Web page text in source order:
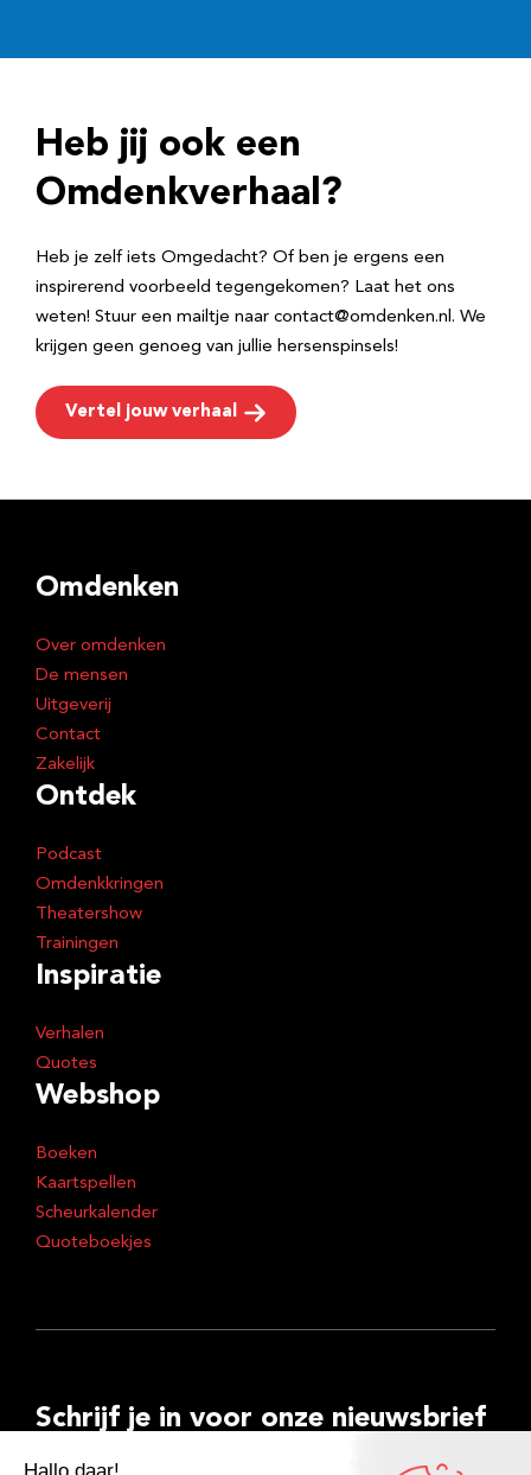
r
e
Heb jij ook een
Omdenkverhaal?
Heb je zelf iets Omgedacht? Of ben je ergens een
inspirerend voorbeeld tegengekomen? Laat het ons
weten! Stuur een mailtje naar contact@omdenken.nl. We
krijgen geen genoeg van jullie hersenspinsels!
Vertel jouw verhaal
Omdenken
Over omdenken
De mensen
Uitgeverij
Contact
Zakelijk
Ontdek
Podcast
Omdenkkringen
Theatershow
Trainingen
Inspiratie
Verhalen
Quotes
Webshop
Boeken
Kaartspellen
Scheurkalender
Quoteboekjes
Schrijf je in voor onze nieuwsbrief